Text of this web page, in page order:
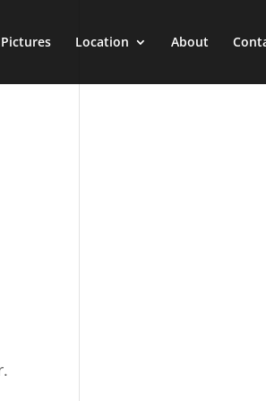
Pictures Location About